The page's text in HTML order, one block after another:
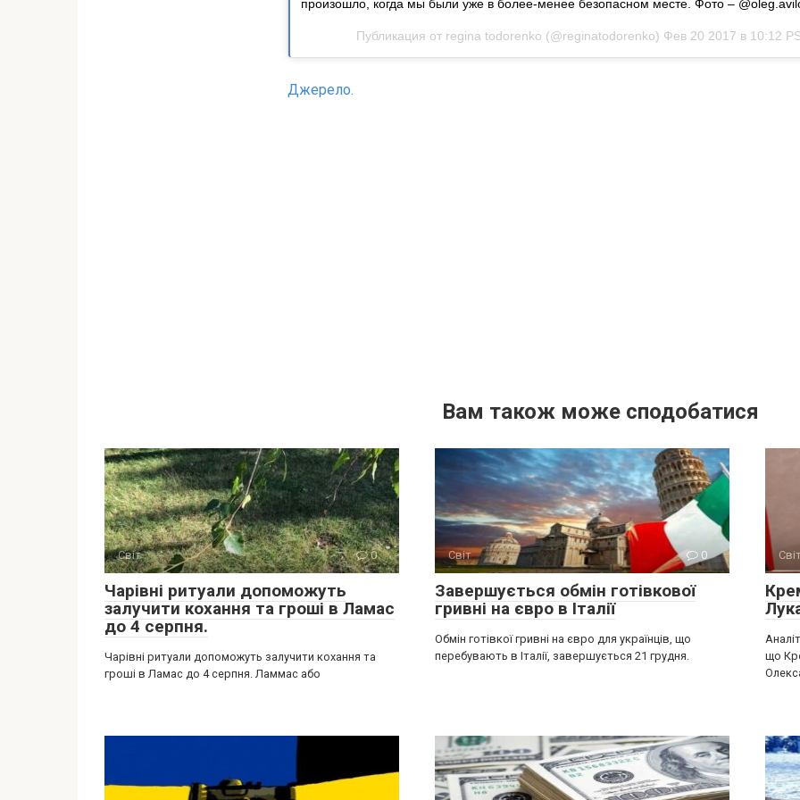
произошло, когда мы были уже в более-менее безопасном месте. Фото –
Публикация от regina todorenko (@reginatodorenko) Фев 20 2017 в 10:12
Джерело.
Вам також може сподобатися
Світ 0
Чарівні ритуали допоможуть
залучити кохання та гроші в Ламас
до 4 серпня.
Чарівні ритуали допоможуть залучити кохання та
гроші в Ламас до 4 серпня. Ламмас або
Світ 0
Завершується обмін готівкової
гривні на євро в Італії
Обмін готівкої гривні на євро для українців, що
перебувають в Італії, завершується 21 грудня.
що